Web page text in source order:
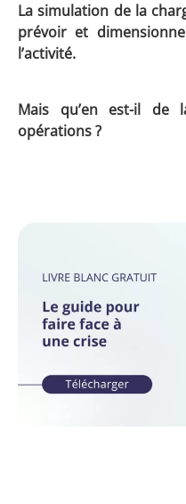
La simulation de la
prévoir et
l’activité.
Mais qu’en est-il de
opérations ?